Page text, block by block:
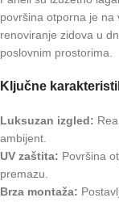
površina otporna je na
renoviranje zidova u
poslovnim prostorima.
Ključne
Luksuzan izgled:
ambijent.
UV zaštita: Površina
premazu.
Brza montaža: